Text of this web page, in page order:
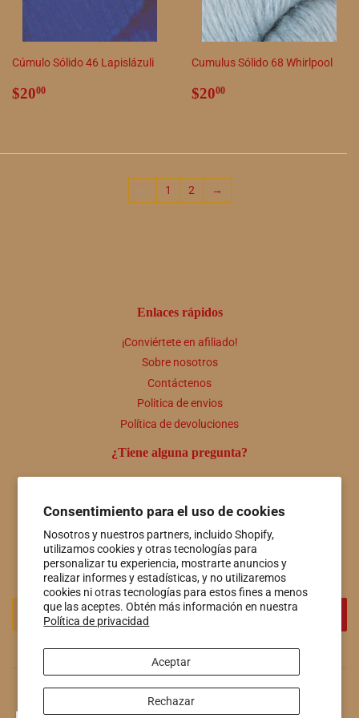
Consentimiento para el uso de cookies
Nosotros y nuestros partners, incluido Shopify,
utilizamos cookies y otras tecnologías para
personalizar tu experiencia, mostrarte anuncios y
realizar informes y estadísticas, y no utilizaremos
cookies ni otras tecnologías para estos fines a menos
que las aceptes. Obtén más información en nuestra
Política de privacidad
Aceptar
Rechazar
Cúmulo Sólido 46 Lapislázuli
Precio
$2000
Cumulus Sólido 68 Whirlpool
Precio
$2000
← 1 2 →
Enlaces rápidos
¡Conviértete en afiliado!
Sobre nosotros
Contáctenos
Politica de envios
Política de devoluciones
¿Tiene alguna pregunta?
Boletin informativo
Promociones, nuevos productos y ventas. Directamente a tu
bandeja de entrada.
Correo
electrónico
© 2026Hot Springs Fiber Co. Tecnología de Shopify